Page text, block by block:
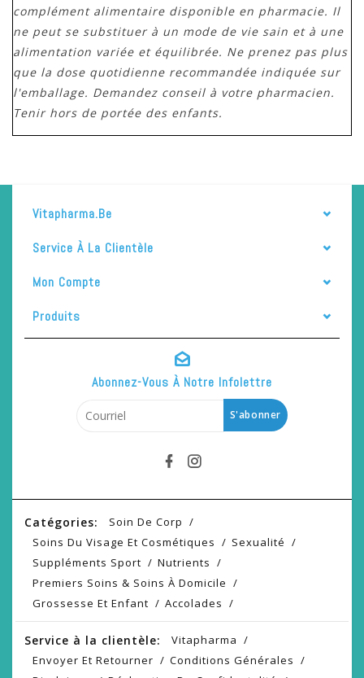
complément alimentaire disponible en pharmacie. Il
ne peut se substituer à un mode de vie sain et à une
alimentation variée et équilibrée. Ne prenez pas plus
que la dose quotidienne recommandée indiquée sur
l'emballage. Demandez conseil à votre pharmacien.
Tenir hors de portée des enfants.
Vitapharma.be
Service À La Clientèle
Mon Compte
Produits
Abonnez-Vous À Notre Infolettre
S'abonner
Catégories:
Soin De Corp
Soins Du Visage Et Cosmétiques
Sexualité
Suppléments Sport
Nutrients
Premiers Soins & Soins À Domicile
Grossesse Et Enfant
Accolades
Service à la clientèle:
Vitapharma
Envoyer Et Retourner
Conditions Générales